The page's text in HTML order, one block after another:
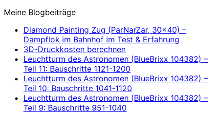
Meine Blogbeiträge
Diamond Painting Zug (ParNarZar, 30×40) –
Dampflok im Bahnhof im Test & Erfahrung
3D-Druckkosten berechnen
Leuchtturm des Astronomen (BlueBrixx 104382) –
Teil 11: Bauschritte 1121-1200
Leuchtturm des Astronomen (BlueBrixx 104382) –
Teil 10: Bauschritte 1041-1120
Leuchtturm des Astronomen (BlueBrixx 104382) –
Teil 9: Bauschritte 951-1040